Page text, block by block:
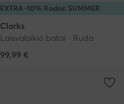
EXTRA -10% Kodas: SUMMER
Clarks
Laisvalaikio batai · Ruda
99,99 €